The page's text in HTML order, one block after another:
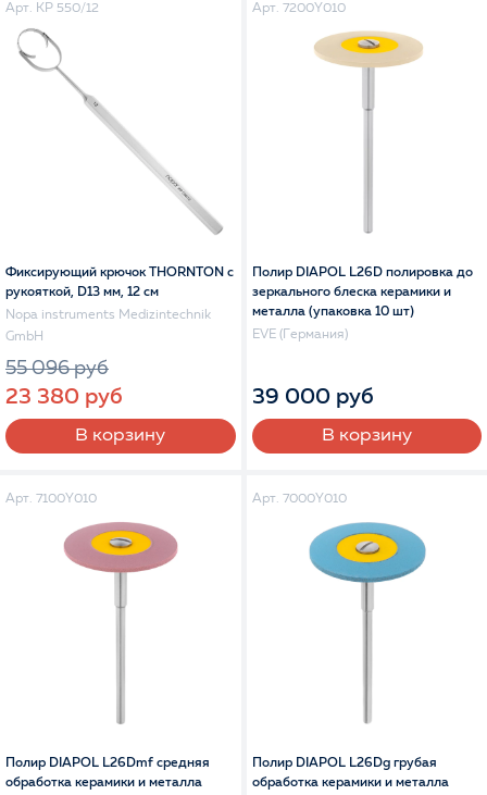
Арт. KP 550/12
Фиксирующий крючок THORNTON с
рукояткой, D13 мм, 12 см
Nopa instruments Medizintechnik
GmbH
55 096 руб
23 380 руб
В корзину
Арт. 7200Y010
Полир DIAPOL L26D полировка до
зеркального блеска керамики и
металла (упаковка 10 шт)
EVE (Германия)
39 000 руб
В корзину
Арт. 7100Y010
Полир DIAPOL L26Dmf средняя
обработка керамики и металла
Арт. 7000Y010
Полир DIAPOL L26Dg грубая
обработка керамики и металла